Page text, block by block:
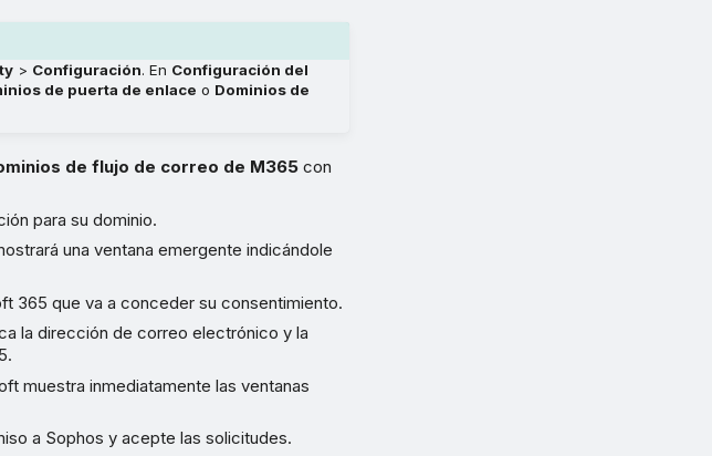
> Configuración. En Configuración del
de puerta de enlace o Dominios de
de flujo de correo de M365 con
para su dominio.
una ventana emergente indicándole
365 que va a conceder su consentimiento.
la dirección de correo electrónico y la
muestra inmediatamente las ventanas
a Sophos y acepte las solicitudes.